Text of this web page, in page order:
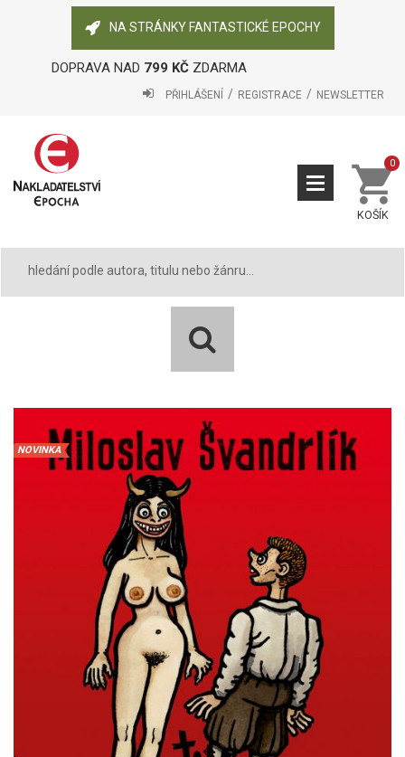
NA STRÁNKY FANTASTICKÉ EPOCHY
DOPRAVA NAD 799 KČZDARMA
PŘIHLÁŠENÍ REGISTRACE NEWSLETTER
KOŠÍK
0
NOVINKA